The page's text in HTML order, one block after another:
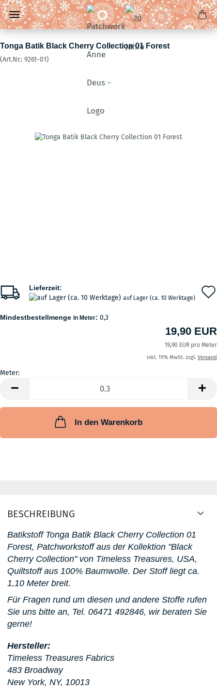
Tonga Batik Black Cherry Collection 01 Forest
(Art.Nr.: 9261-01)
Lieferzeit:
auf Lager (ca. 10 Werktage)
Mindestbestellmenge in Meter: 0,3
19,90 EUR
19,90 EUR pro Meter
inkl. 19% MwSt. zzgl. Versand
Meter:
In den Warenkorb
BESCHREIBUNG
Batikstoff Tonga Batik Black Cherry Collection 01
Forest, Patchworkstoff aus der Kollektion "Black
Cherry Collection" von Timeless Treasures, USA,
Quiltstoff aus 100% Baumwolle. Der Stoff liegt ca.
1,10 Meter breit.
Für Fragen rund um diesen und andere Stoffe rufen
Sie uns bitte an, Tel. 06471 492846, wir beraten Sie
gerne!
Hersteller:
Timeless Treasures Fabrics
483 Broadway
New York, NY, 10013